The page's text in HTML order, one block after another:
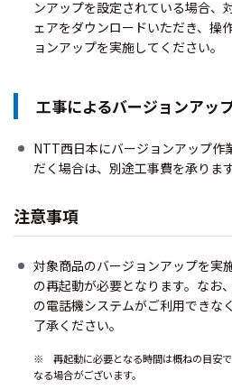
ンアップを設定されている場合、
ェアをダウンロードいただき、操
ョンアップを実施してください。
工事によるバージョンアッ
NTT西日本にバージョンアップ作
だく場合は、別途工事費を承ります
注意事項
対象商品のバージョンアップを実
の再起動が必要となります。なお
の電話機システムがご利用できな
了承ください。
※ 再起動に必要となる時間は概ねの目安
なる場合がございます。